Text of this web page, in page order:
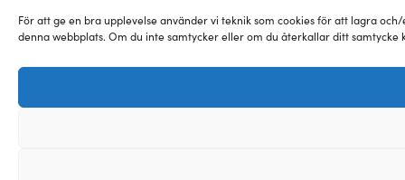
För att ge en bra upplevelse använder vi teknik som cookies för att lagra
denna webbplats. Om du inte samtycker eller om du återkallar ditt